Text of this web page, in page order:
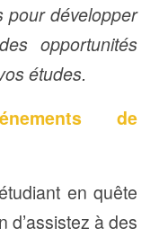
pour développer
opportunités
études.
de
en quête
d’assistez à des